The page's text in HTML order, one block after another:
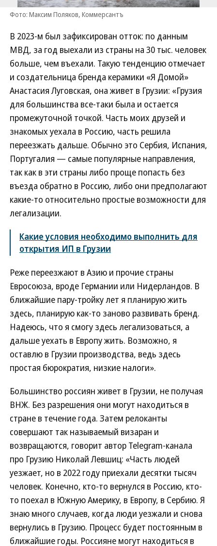
Фото: Максим Поляков, Коммерсантъ
В 2023-м был зафиксирован отток: по данным
МВД, за год выехали из страны на 30 тыс. человек
больше, чем въехали. Такую тенденцию отмечает
и создательница бренда керамики «Я Домой»
Анастасия Луговская, она живет в Грузии: «Грузия
для большинства все-таки была и остается
промежуточной точкой. Часть моих друзей и
знакомых уехала в Россию, часть решила
переезжать дальше. Обычно это Сербия, Испания,
Португалия — самые популярные направления,
так как в эти страны либо проще попасть без
въезда обратно в Россию, либо они предполагают
какие-то относительно простые возможности для
легализации.
Какие условия необходимо выполнить для
открытия ИП в Грузии
Реже переезжают в Азию и прочие страны
Евросоюза, вроде Германии или Нидерландов. В
ближайшие пару-тройку лет я планирую жить
здесь, планирую как-то заново развивать бренд.
Надеюсь, что я смогу здесь легализоваться, а
дальше уехать в Европу жить. Возможно, я
оставлю в Грузии производства, ведь здесь
простая бюрократия, низкие налоги».
Большинство россиян живет в Грузии, не получая
ВНЖ. Без разрешения они могут находиться в
стране в течение года. Затем релоканты
совершают так называемый визаран и
возвращаются, говорит автор Telegram-канала
про Грузию Николай Левшиц: «Часть людей
уезжает, но в 2022 году приехали десятки тысяч
человек. Конечно, кто-то вернулся в Россию, кто-
то поехал в Южную Америку, в Европу, в Сербию. Я
знаю много случаев, когда люди уезжали и снова
вернулись в Грузию. Процесс будет постоянным в
ближайшие годы. Россияне могут находиться в